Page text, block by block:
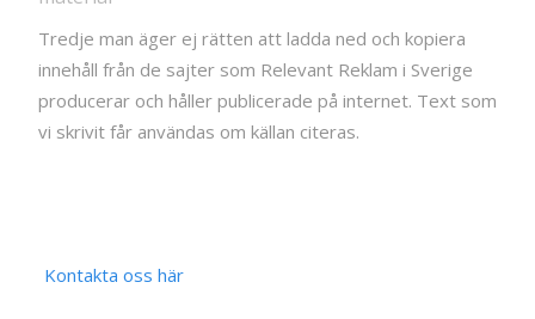
Tredje man äger ej rätten att ladda ned och kopiera
innehåll från de sajter som Relevant Reklam i Sverige
producerar och håller publicerade på internet. Text som
vi skrivit får användas om källan citeras.
Kontakta oss här